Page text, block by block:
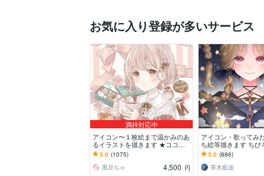
お気に入り登録が多いサービス
満枠対応中
アイコン〜１枚絵まで温かみのあ
るイラストを描きます ★ココナ
ラ自体が初めての方も、お気軽に
ご相談ください♪★
5.0 (1075)
黒豆ちゃ
4,500 円
アイコン・歌ってみ
ち絵等描きます ちび
信用イラスト等、幅
います！
5.0 (886)
茶木藍波